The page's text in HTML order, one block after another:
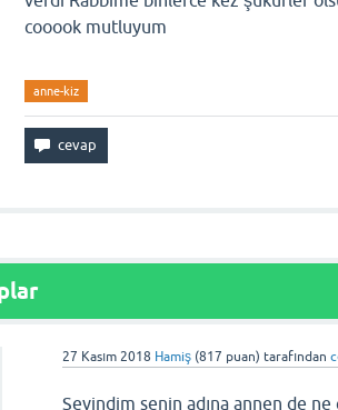
cooook mutluyum
anne-kiz
27 Kasım 2018 Hamiş (817 puan) tarafından
Sevindim senin adına annen de